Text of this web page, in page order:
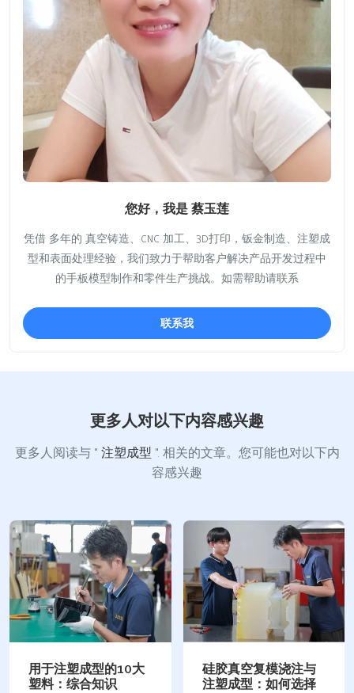
您好，我是 蔡玉莲
凭借 多年的 真空铸造、CNC 加工、3D打印，钣金制造、注塑成
型和表面处理经验，我们致力于帮助客户解决产品开发过程中
的手板模型制作和零件生产挑战。如需帮助请联系
联系我
更多人对以下内容感兴趣
更多人阅读与 " 注塑成型 ". 相关的文章。您可能也对以下内
容感兴趣
用于注塑成型的10大
塑料：综合知识
硅胶真空复模浇注与
注塑成型：如何选择